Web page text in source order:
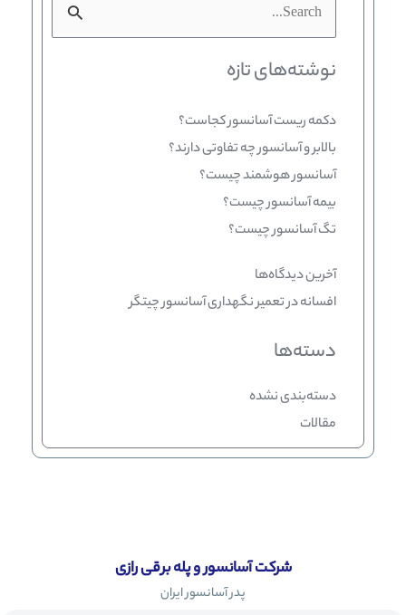
جستجو
برای:
نوشته‌های تازه
دکمه ریست آسانسور کجاست؟
بالابر و آسانسور چه تفاوتی دارند؟
آسانسور هوشمند چیست؟
بیمه آسانسور چیست؟
تگ آسانسور چیست؟
آخرین دیدگاه‌ها
افسانهدرتعمیر نگهداری آسانسور چیتگر
دسته‌ها
دسته‌بندی نشده
مقالات
شرکت آسانسور و پله برقی رازی
پدر آسانسور ایران